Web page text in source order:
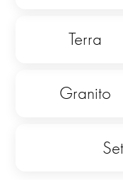
Terra
Granito